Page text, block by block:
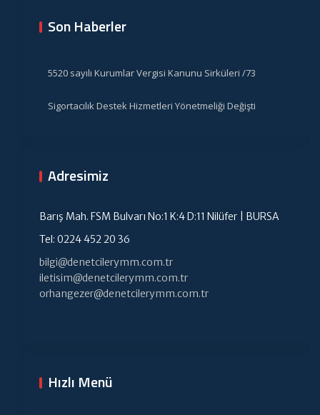
Son Haberler
5520 sayılı Kurumlar Vergisi Kanunu Sirküleri /73
Sigortacılık Destek Hizmetleri Yönetmeliği Değişti
Adresimiz
Barış Mah. FSM Bulvarı No:1 K:4 D:11 Nilüfer | BURSA
Tel: 0224 452 20 36
bilgi@denetcilerymm.com.tr
iletisim@denetcilerymm.com.tr
orhangezer@denetcilerymm.com.tr
Hızlı Menü